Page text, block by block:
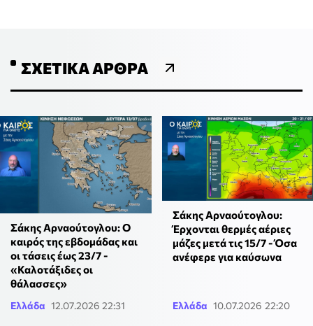
ΣΧΕΤΙΚΆ ΆΡΘΡΑ
Σάκης Αρναούτογλου: Ο
καιρός της εβδομάδας και
οι τάσεις έως 23/7 -
«Καλοτάξιδες οι
θάλασσες»
Ελλάδα 12.07.2026 22:31
Σάκης Αρναούτογλου:
Έρχονται θερμές αέριες
μάζες μετά τις 15/7 - Όσα
ανέφερε για καύσωνα
Ελλάδα 10.07.2026 22:20